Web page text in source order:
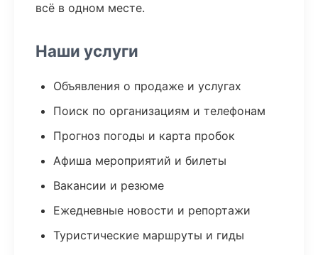
всё в одном месте.
Наши услуги
Объявления о продаже и услугах
Поиск по организациям и телефонам
Прогноз погоды и карта пробок
Афиша мероприятий и билеты
Вакансии и резюме
Ежедневные новости и репортажи
Туристические маршруты и гиды